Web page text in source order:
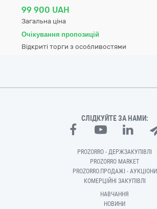
99 900 UAH
Загальна ціна
Очікування пропозицій
Відкриті торги з особливостями
СЛІДКУЙТЕ ЗА НАМИ:
PROZORRO - ДЕРЖЗАКУПІВЛІ
PROZORRO MARKET
PROZORRO.ПРОДАЖІ - АУКЦІОНИ
КОМЕРЦІЙНІ ЗАКУПІВЛІ
НАВЧАННЯ
НОВИНИ